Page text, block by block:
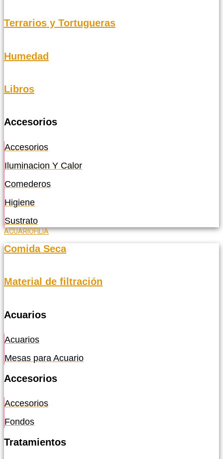
Terrarios y Tortugueras
Humedad
Libros
Accesorios
Accesorios
Iluminacion Y Calor
Comederos
Higiene
Sustrato
ACUARIOFILIA
Comida Seca
Material de filtración
Acuarios
Acuarios
Mesas para Acuario
Accesorios
Accesorios
Fondos
Tratamientos